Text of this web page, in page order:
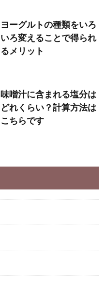
ヨーグルトの種類をいろ
いろ変えることで得られ
るメリット
味噌汁に含まれる塩分は
どれくらい？計算方法は
こちらです